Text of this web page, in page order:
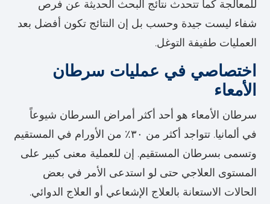
للمعالجة كما تتحدث نتائج البحث الحديثة عن فرص
شفاء ليست جيدة وحسب بل إن النتائج تكون أفضل بعد
العمليات طفيفة التوغل.
اختصاصي في عمليات سرطان
الأمعاء
سرطان الأمعاء هو أحد أكثر أمراض السرطان شيوعاً
في ألمانيا. تتواجد أكثر من ٣٠٪ من الأورام في المستقيم
وتسمى بسرطان المستقيم. إن للعملية معنى كبير على
المستوى العلاجي حتى لو استدعى الأمر في بعض
الحالات الاستعانة بالعلاج الإشعاعي أو العلاج الدوائي.